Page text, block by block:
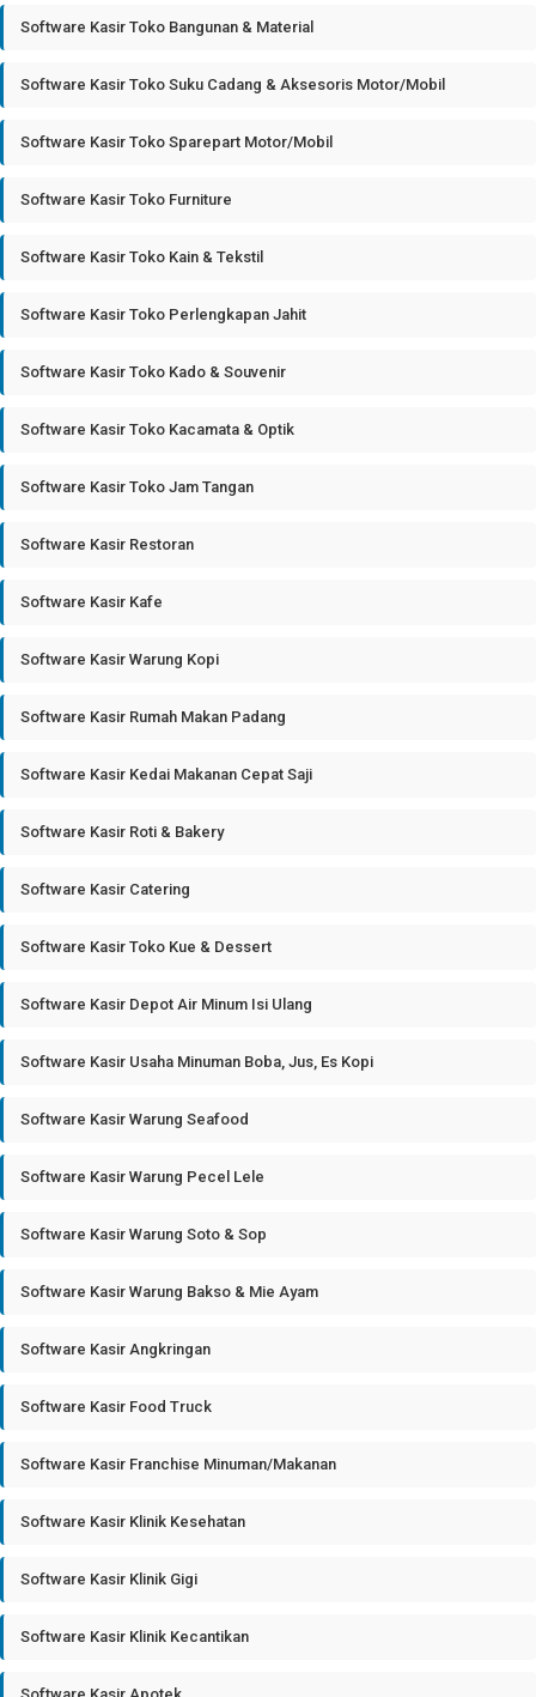
Software Kasir Toko Bangunan & Material
Software Kasir Toko Suku Cadang & Aksesoris Motor/Mobil
Software Kasir Toko Sparepart Motor/Mobil
Software Kasir Toko Furniture
Software Kasir Toko Kain & Tekstil
Software Kasir Toko Perlengkapan Jahit
Software Kasir Toko Kado & Souvenir
Software Kasir Toko Kacamata & Optik
Software Kasir Toko Jam Tangan
Software Kasir Restoran
Software Kasir Kafe
Software Kasir Warung Kopi
Software Kasir Rumah Makan Padang
Software Kasir Kedai Makanan Cepat Saji
Software Kasir Roti & Bakery
Software Kasir Catering
Software Kasir Toko Kue & Dessert
Software Kasir Depot Air Minum Isi Ulang
Software Kasir Usaha Minuman Boba, Jus, Es Kopi
Software Kasir Warung Seafood
Software Kasir Warung Pecel Lele
Software Kasir Warung Soto & Sop
Software Kasir Warung Bakso & Mie Ayam
Software Kasir Angkringan
Software Kasir Food Truck
Software Kasir Franchise Minuman/Makanan
Software Kasir Klinik Kesehatan
Software Kasir Klinik Gigi
Software Kasir Klinik Kecantikan